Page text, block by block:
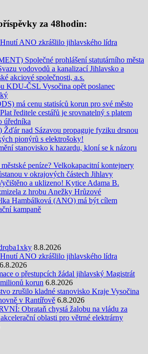
za 48hodin:
ANO zkrášlilo jihlavského lídra
Společné prohlášení statutárního města
vodovodů a kanalizací Jihlavsko a
akciové společnosti, a.s.
KDU-ČSL Vysočina opět poslanec
má cenu statisíců korun pro své město
ředitele cestářů je srovnatelný s platem
úředníka
nad Sázavou propaguje fyziku drsnou
pionýrů s elektrošoky!
stanovisko k hazardu, kloní se k názoru
městské peníze? Velkokapacitní kontejnery
v okrajových částech Jihlavy
a uklizeno! Kytice Adama B.
z hrobu Anežky Hrůzové
Hambálková (ANO) má být cílem
kampaně
8.8.2026
ANO zkrášlilo jihlavského lídra
6.8.2026
o přestupcích žádal jihlavský Magistrát
milionů korun 6.8.2026
zrušilo kladné stanovisko Kraje Vysočina
v Rantířově 6.8.2026
Obrataň chystá žalobu na vládu za
oblasti pro větrné elektrárny